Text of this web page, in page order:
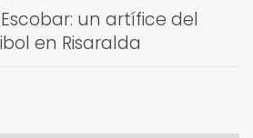
un artífice del
en Risaralda